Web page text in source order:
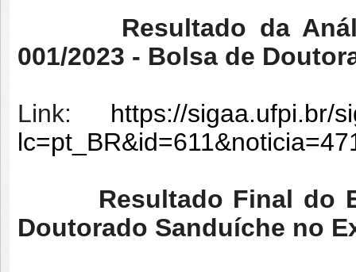
Resultado da
001/2023 - Bolsa de
Link: https://sigaa.ufpi.br/
Resultado Final do
Doutorado Sanduíche no